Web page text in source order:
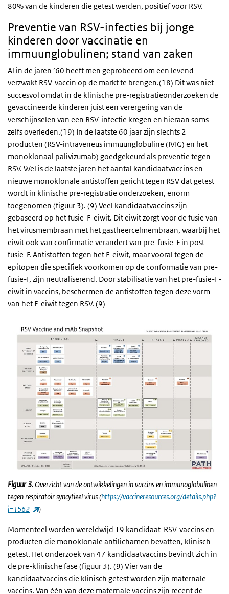
80% van de kinderen die getest werden, positief voor RSV.
Preventie van RSV-infecties bij jonge
kinderen door vaccinatie en
immuunglobulinen; stand van zaken
Al in de jaren ’60 heeft men geprobeerd om een levend
verzwakt RSV-vaccin op de markt te brengen.(18) Dit was niet
succesvol omdat in de klinische pre-registratieonderzoeken de
gevaccineerde kinderen juist een verergering van de
verschijnselen van een RSV-infectie kregen en hieraan soms
zelfs overleden.(19) In de laatste 60 jaar zijn slechts 2
producten (RSV-intraveneus immuunglobuline (IVIG) en het
monoklonaal palivizumab) goedgekeurd als preventie tegen
RSV. Wel is de laatste jaren het aantal kandidaatvaccins en
nieuwe monoklonale antistoffen gericht tegen RSV dat getest
wordt in klinische pre-registratie onderzoeken, enorm
toegenomen (figuur 3). (9) Veel kandidaatvaccins zijn
gebaseerd op het fusie-F-eiwit. Dit eiwit zorgt voor de fusie van
het virusmembraan met het gastheercelmembraan, waarbij het
eiwit ook van confirmatie verandert van pre-fusie-F in post-
fusie-F. Antistoffen tegen het F-eiwit, maar vooral tegen de
epitopen die specifiek voorkomen op de conformatie van pre-
fusie-F, zijn neutraliserend. Door stabilisatie van het pre-fusie-F-
eiwit in vaccins, beschermen de antistoffen tegen deze vorm
van het F-eiwit tegen RSV. (9)
Figuur 3. Overzicht van de ontwikkelingen in vaccins en immunoglobulinen
tegen respiratoir syncytieel virus (https://vaccineresources.org/details.php?
i=1562
(externe link)
)
Momenteel worden wereldwijd 19 kandidaat-RSV-vaccins en
producten die monoklonale antilichamen bevatten, klinisch
getest. Het onderzoek van 47 kandidaatvaccins bevindt zich in
de pre-klinische fase (figuur 3). (9) Vier van de
kandidaatvaccins die klinisch getest worden zijn maternale
vaccins. Van één van deze maternale vaccins zijn recent de